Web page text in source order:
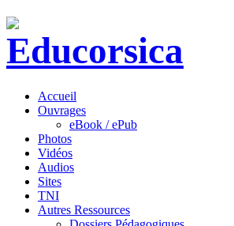
Accueil
Ouvrages
eBook / ePub
Photos
Vidéos
Audios
Sites
TNI
Autres Ressources